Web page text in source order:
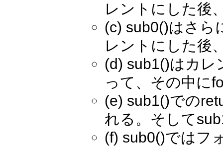
レントにした後
(c) sub0()はさら
レントにした後
(d) sub1()はカ
って、その中に
(e) sub1()での
れる。そして
(f) sub0()ではフ